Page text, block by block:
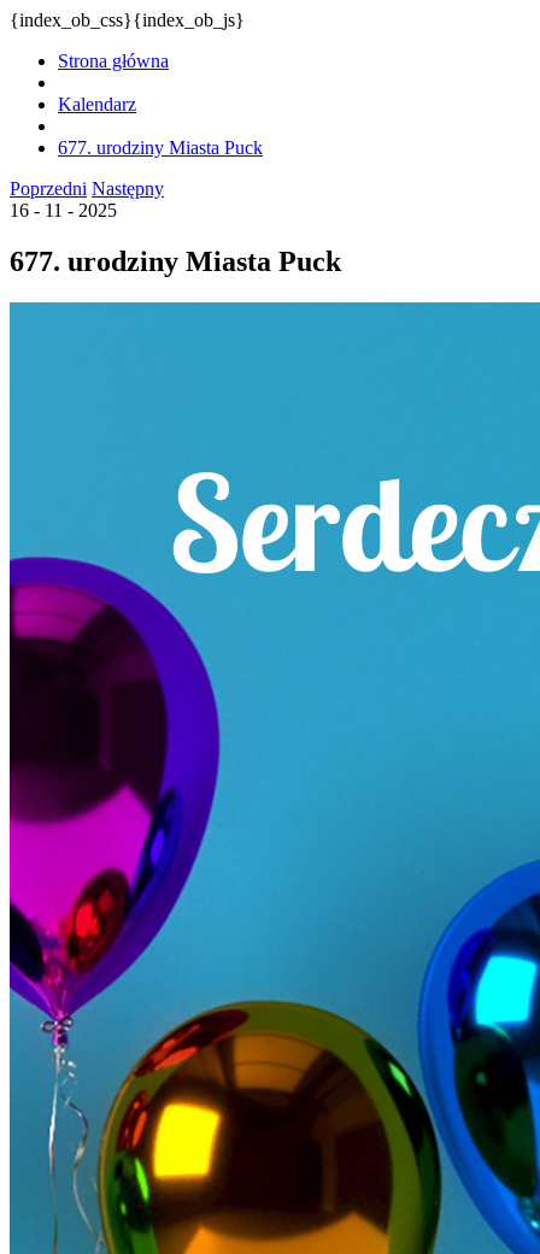
{index_ob_css}{index_ob_js}
Strona główna
Kalendarz
677. urodziny Miasta Puck
Poprzedni Następny
16 - 11 - 2025
677. urodziny Miasta Puck